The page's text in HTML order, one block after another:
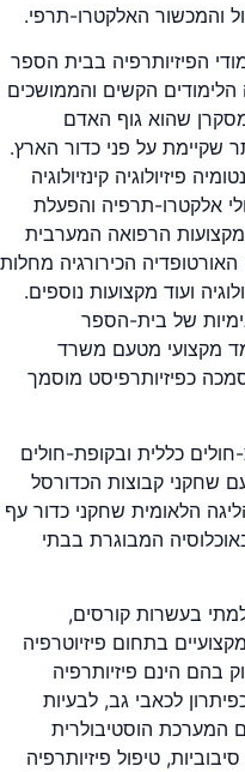
והמכשור האלקטרו-תרפי.
הפיזיותרפיה בבית הספר
הלימודים הקשים והממושכים
שהוא גוף האדם
שקיימת על פני כדור הארץ.
פיזיולוגיה קינזיולוגיה
אלקטרו-תרפיה והפעלת
מקצועות הרפואה המערבית
הכירורגיה מחלות
ועוד מקצועות נוספים.
של בית-הספר
מקצועי מטעם משרד
כפיזיותרפיסט מוסמך
כללית ובקופת-חולים
שחקני קבוצות הכדורסל
הלאומית שחקני כדור עף
המבוגרת בבתי
בעשרות קורסים,
בתחום פיזיוטרפיה
בהם הינם פיזיותרפיה
לכאבי גב, לבעיות
המערכת הוסטיבולרית
טיפול פיזיותרפיה